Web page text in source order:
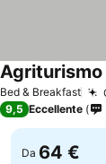
Bed & Breakfast
Agriturismo
9,5 Eccellente
Da 64 €